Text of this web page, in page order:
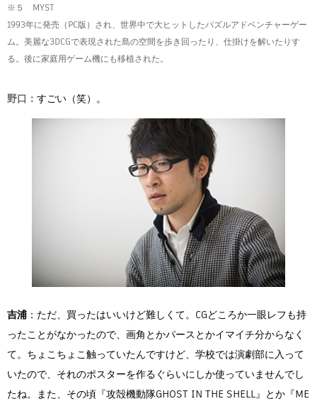
※５ MYST
1993年に発売（PC版）され、世界中で大ヒットしたパズルアドベンチャーゲー
ム。美麗な3DCGで表現された島の空間を歩き回ったり、仕掛けを解いたりす
る。後に家庭用ゲーム機にも移植された。
野口： すごい（笑）。
吉浦 ：ただ、買ったはいいけど難しくて。CGどころか一眼レフも持
ったことがなかったので、画角とかパースとかイマイチ分からなく
て。ちょこちょこ触っていたんですけど、学校では演劇部に入って
いたので、それのポスターを作るぐらいにしか使っていませんでし
たね。また、その頃『攻殻機動隊GHOST IN THE SHELL』とか『ME